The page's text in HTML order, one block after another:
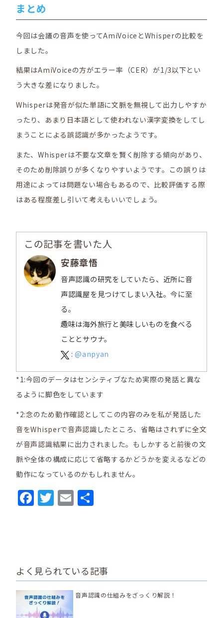
まとめ
今回は会議の音声を使ってAmiVoiceとWhisperの比較を
しました。
結果はAmiVoiceの方がエラー率（CER）が1/3以下とい
う大きな差になりました。
Whisperは発音が似た単語に文脈を無視して出力しやすか
ったり、あまり日本語として使われない漢字変換をしてし
まうことによる誤認識が多かったようです。
また、Whisperは不要な文章を賢く削除する傾向があり、
そのため削除誤りが多くなりやすいようです。この誤りは
用途によっては問題ない場合もあるので、比較評価する際
はある程度差し引いて考えもいいでしょう。
この記事を書いた人
安藤章悟
音声認識の研究をしていたら、近所に音
声認識屋を見つけてしまい入社。今に至
る。
趣味は海外旅行と美味しいものを食べる
こととサウナ。
:@anpyan
*1:今回のデータはセンシティブなため実際の発話と異な
るように脚色をしています
*2:念のため動作確認としてこの内容のみを私が発話した
音をWhisperで音声認識したところ、省略はされずに全文
が音声認識結果に出力されました。もしかすると前後の文
脈や全体の構成に応じて省略するかどうかを変えるなどの
動作になっているのかもしれません。
Facebook
Twitter
Email
よく見られている記事
音声認識の仕組みをざっくり解説！